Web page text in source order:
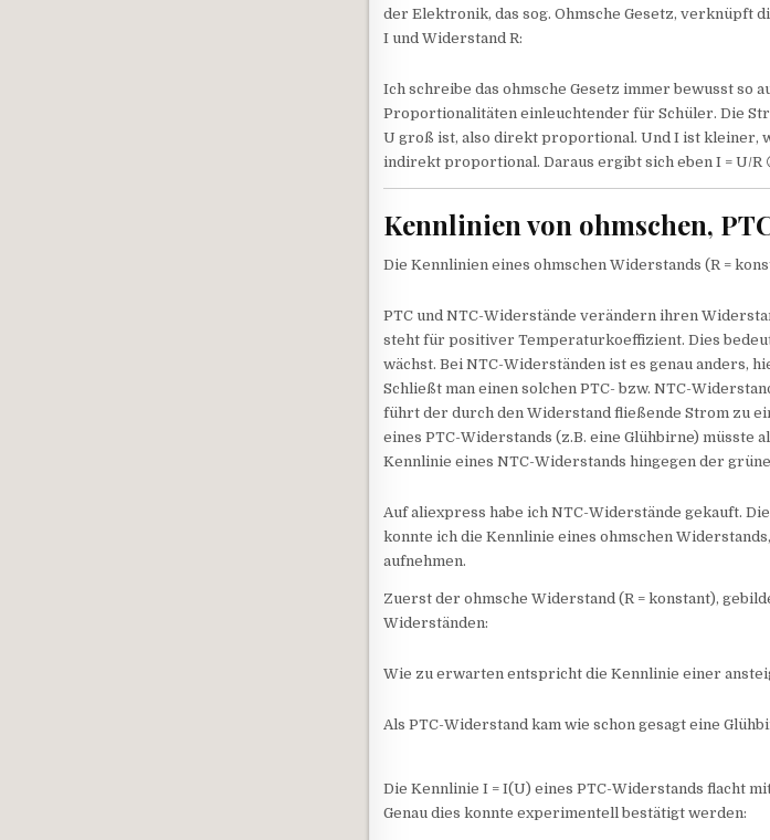
der Elektronik, das sog. Ohmsche Gesetz, verknüpft
I und Widerstand R:
Ich schreibe das ohmsche Gesetz immer bewusst so
Proportionalitäten einleuchtender für Schüler. Die
U groß ist, also direkt proportional. Und I ist kleiner,
indirekt proportional. Daraus ergibt sich eben I = U/R
Kennlinien von ohmschen,
Die Kennlinien eines ohmschen Widerstands (R =
PTC und NTC-Widerstände verändern ihren
steht für positiver Temperaturkoeffizient. Dies
wächst. Bei NTC-Widerständen ist es genau anders,
Schließt man einen solchen PTC- bzw. NTC-
führt der durch den Widerstand fließende Strom zu
eines PTC-Widerstands (z.B. eine Glühbirne) müsste
Kennlinie eines NTC-Widerstands hingegen der
Auf aliexpress habe ich NTC-Widerstände gekauft.
konnte ich die Kennlinie eines ohmschen
aufnehmen.
Zuerst der ohmsche Widerstand (R = konstant),
Widerständen:
Wie zu erwarten entspricht die Kennlinie einer
Als PTC-Widerstand kam wie schon gesagt eine
Die Kennlinie I = I(U) eines PTC-Widerstands flacht
Genau dies konnte experimentell bestätigt werden: